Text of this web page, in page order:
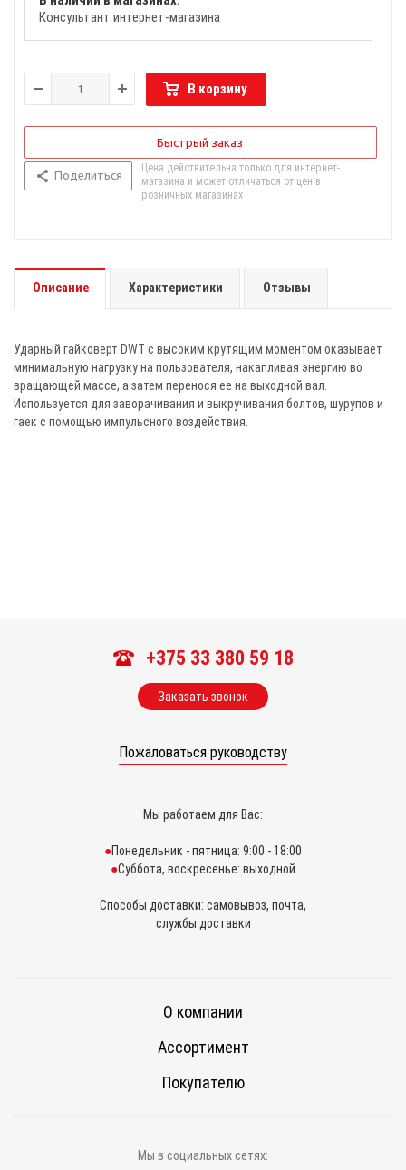
Консультант интернет-магазина
В корзину
Быстрый заказ
Поделиться
Цена действительна только для интернет-
магазина и может отличаться от цен в
розничных магазинах
Описание Характеристики Отзывы
Ударный гайковерт DWT с высоким крутящим моментом оказывает
минимальную нагрузку на пользователя, накапливая энергию во
вращающей массе, а затем перенося ее на выходной вал.
Используется для заворачивания и выкручивания болтов, шурупов и
гаек с помощью импульсного воздействия.
+375 33 380 59 18
Заказать звонок
Пожаловаться руководству
Мы работаем для Вас:
Понедельник - пятница: 9:00 - 18:00
Суббота, воскресенье: выходной
Способы доставки: самовывоз, почта,
службы доставки
О компании
Ассортимент
Покупателю
Мы в социальных сетях: